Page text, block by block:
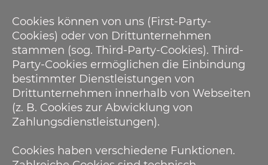
Cookies können von uns (First-Party-
Cookies) oder von Drittunternehmen
stammen (sog. Third-Party-Cookies). Third-
Party-Cookies ermöglichen die Einbindung
bestimmter Dienstleistungen von
Drittunternehmen innerhalb von Webseiten
(z. B. Cookies zur Abwicklung von
Zahlungsdienstleistungen).
Cookies haben verschiedene Funktionen.